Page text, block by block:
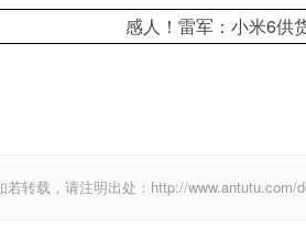
若转载，请注明出处：http://www.antutu.com/